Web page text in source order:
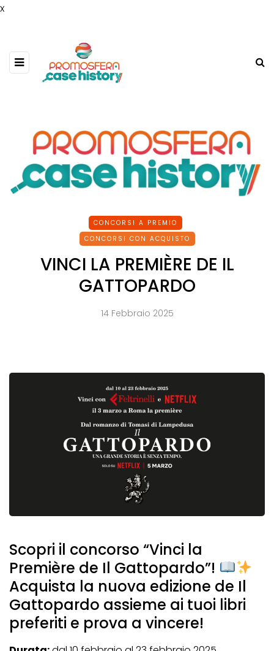
x
CONCORSI A PREMIO
CONCORSI CON ACQUISTO
VINCI LA PREMIÈRE DE IL
GATTOPARDO
14 Febbraio 2025
Scopri il concorso “Vinci la
Première de Il Gattopardo”!
Acquista la nuova edizione de Il
Gattopardo assieme ai tuoi libri
preferiti e prova a vincere!